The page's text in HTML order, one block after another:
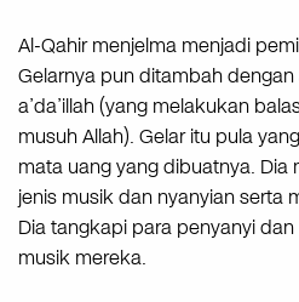
Al-Qahir menjelma menjadi
Gelarnya pun ditambah
a’da’illah (yang melakukan
musuh Allah). Gelar itu pula
mata uang yang dibuatnya.
jenis musik dan nyanyian serta
Dia tangkapi para penyanyi
musik mereka.